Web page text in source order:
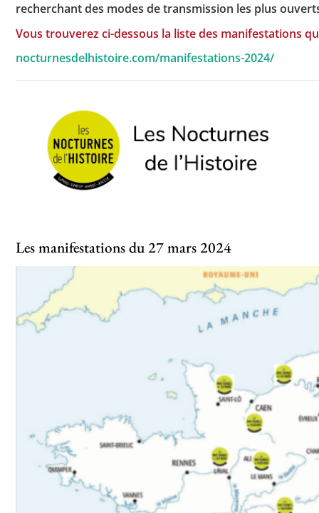
recherchant des modes de transmission les plus
Vous trouverez ci-dessous la liste des manifestations
nocturnesdelhistoire.com/manifestations-2024/
Les manifestations du 27 mars 2024